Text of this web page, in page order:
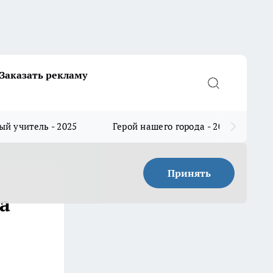
Заказать рекламу
учитель - 2025 Герой нашего города - 2025
Принять